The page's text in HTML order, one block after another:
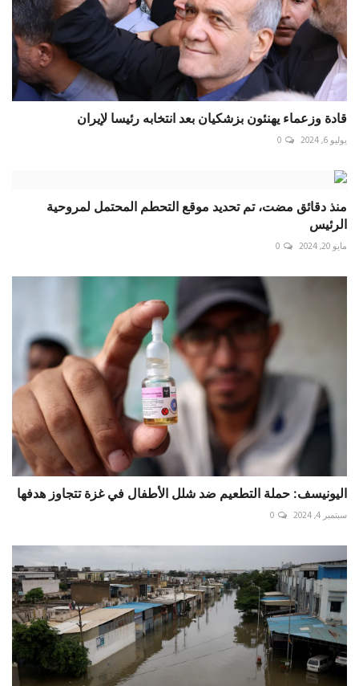
قادة وزعماء يهنئون بزشكيان بعد انتخابه رئيسا لإيران
يوليو 6, 2024 0
منذ دقائق مضت، تم تحديد موقع التحطم المحتمل لمروحية
الرئيس
مايو 20, 2024 0
اليونيسف: حملة التطعيم ضد شلل الأطفال في غزة تتجاوز هدفها
سبتمبر 4, 2024 0